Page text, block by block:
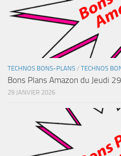
TECHNOS BONS-PLANS / TECHNOS
Bons Plans Amazon du Jeudi
29 JANVIER 2026